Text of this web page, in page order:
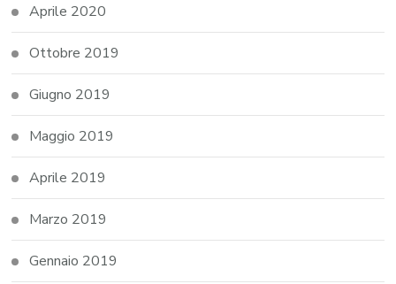
Aprile 2020
Ottobre 2019
Giugno 2019
Maggio 2019
Aprile 2019
Marzo 2019
Gennaio 2019